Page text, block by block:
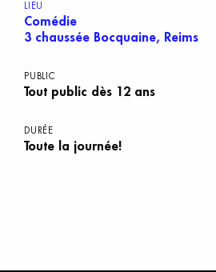
LIEU
Comédie
3 chaussée Bocquaine, Reims
PUBLIC
Tout public dès 12 ans
DURÉE
Toute la journée!